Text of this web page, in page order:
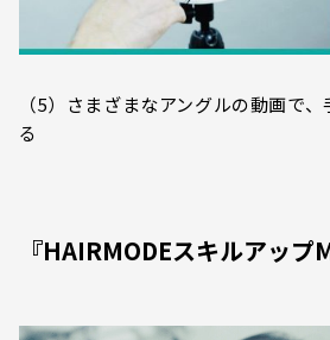
（5）さまざまなアングルの動画で
る
『HAIRMODEスキルアッ